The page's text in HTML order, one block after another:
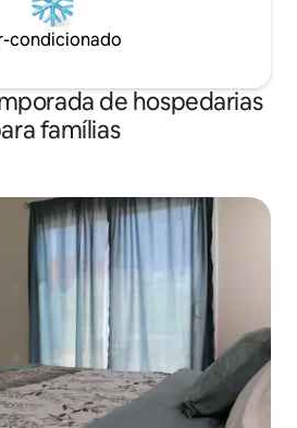
condicionado
de hospedarias
famílias